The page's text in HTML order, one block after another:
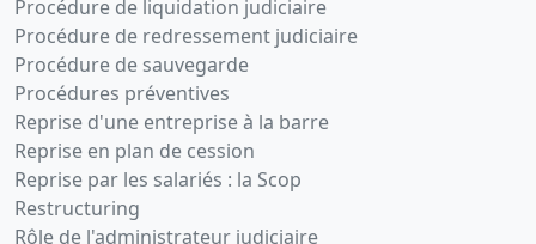
Procédure de liquidation judiciaire
Procédure de redressement judiciaire
Procédure de sauvegarde
Procédures préventives
Reprise d'une entreprise à la barre
Reprise en plan de cession
Reprise par les salariés : la Scop
Restructuring
Rôle de l'administrateur judiciaire